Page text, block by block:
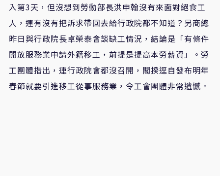
入第3天，但沒想到勞動部長洪申翰沒有來面對絕食工
人，連有沒有把訴求帶回去給行政院都不知道？另商總
昨日與行政院長卓榮泰會談缺工情況，結論是「有條件
開放服務業申請外籍移工，前提是提高本勞薪資」。勞
工團體指出，連行政院會都沒召開，閣揆逕自發布明年
春節就要引進移工從事服務業，令工會團體非常遺憾。